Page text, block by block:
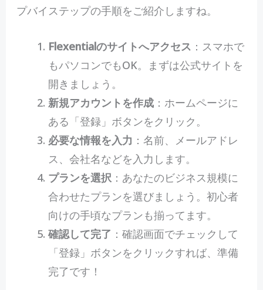
プバイステップの手順をご紹介しますね。
Flexentialのサイトへアクセス ：スマホで
もパソコンでもOK。まずは公式サイトを
開きましょう。
新規アカウントを作成：ホームページに
ある「登録」ボタンをクリック。
必要な情報を入力 ：名前、メールアドレ
ス、会社名などを入力します。
プランを選択：あなたのビジネス規模に
合わせたプランを選びましょう。初心者
向けの手頃なプランも揃ってます。
確認して完了 ：確認画面でチェックして
「登録」ボタンをクリックすれば、準備
完了です！